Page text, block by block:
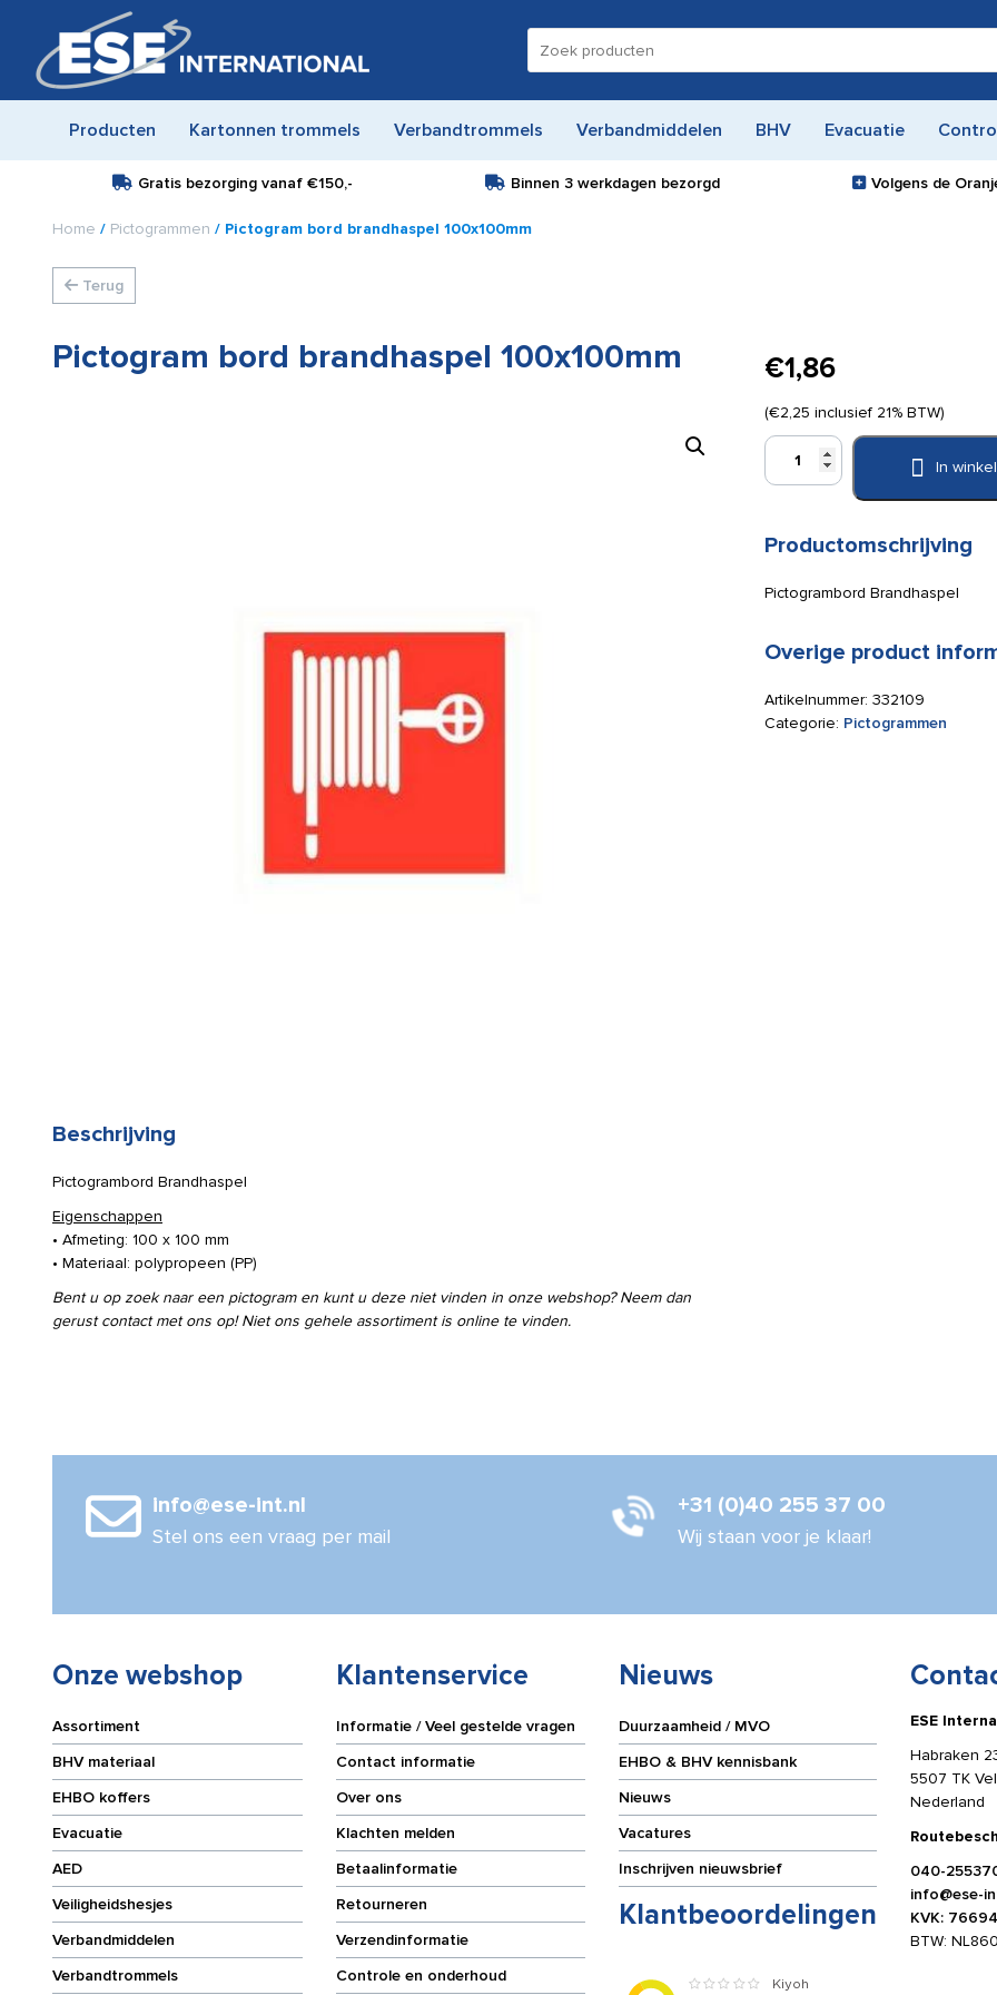
naar:
Producten Kartonnen trommels Verbandtrommels Verbandmiddelen BHV Evacuatie
Gratis bezorging vanaf€150,- Binnen 3 werkdagen bezorgd Volgens de
Home / Pictogrammen / Pictogram bord brandhaspel 100x100mm
Terug
Pictogram bord brandhaspel 100x100mm
Beschrijving
Pictogrambord Brandhaspel
Eigenschappen
• Afmeting: 100 x 100 mm
• Materiaal: polypropeen (PP)
Bent u op zoek naar een pictogram en kunt u deze niet vinden in onze webshop? Neem dan
gerust contact met ons op! Niet ons gehele assortiment is online te vinden.
€1,86
(€2,25 inclusief 21% BTW)
Pictogram
aantal
In
Productomschrijving
Pictogrambord Brandhaspel
Overige product
Artikelnummer: 332109
Categorie: Pictogrammen
info@ese-int.nl
Stel ons een vraag per mail
+31 (0)40 255 37 00
Wij staan voor je klaar!
Onze webshop
Assortiment
BHV materiaal
EHBO koffers
Evacuatie
AED
Veiligheidshesjes
Verbandmiddelen
Verbandtrommels
Klantenservice
Informatie / Veel gestelde vragen
Contact informatie
Over ons
Klachten melden
Betaalinformatie
Retourneren
Verzendinformatie
Controle en onderhoud
Nieuws
Duurzaamheid / MVO
EHBO & BHV kennisbank
Nieuws
Vacatures
Inschrijven nieuwsbrief
Klantbeoordelingen
ESE
Habraken
5507 TK
Nederland
040-
info@ese-
KVK:
BTW: